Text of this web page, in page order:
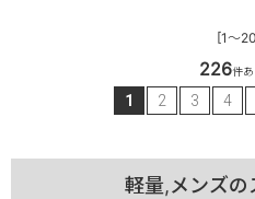
[1～
226件
1 2 3 4
軽量,メンズの